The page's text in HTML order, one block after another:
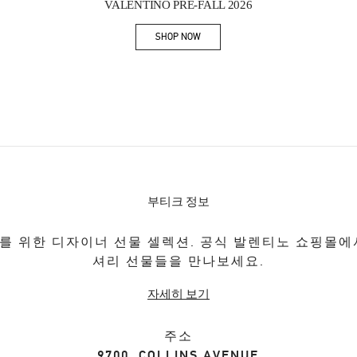
VALENTINO PRE-FALL 2026
SHOP NOWLink Opens in New Tab
부티크 정보
위한 디자이너 선물 셀렉션. 공식 발렌티노 쇼핑몰에
셔리 선물들을 만나보세요.
자세히 보기
주소